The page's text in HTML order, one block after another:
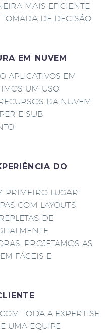
MAIS EFICIENTE
DE DECISÃO.
EM NUVEM
APLICATIVOS EM
UM USO
DA NUVEM
E SUB
DO
PRIMEIRO LUGAR!
COM LAYOUTS
DE
PROJETAMOS AS
FÁCEIS E
TODA A EXPERTISE
UMA EQUIPE